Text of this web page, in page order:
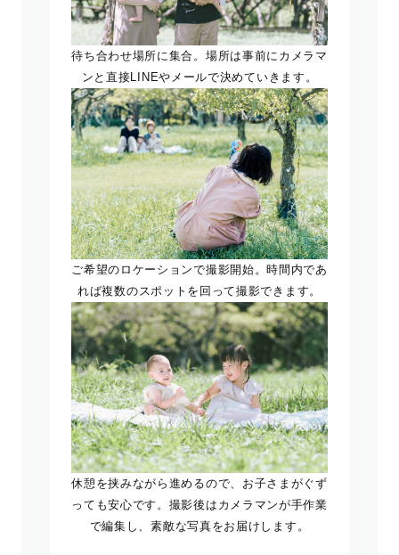
待ち合わせ場所に集合。場所は事前にカメラマ
ンと直接LINEやメールで決めていきます。
ご希望のロケーションで撮影開始。時間内であ
れば複数のスポットを回って撮影できます。
休憩を挟みながら進めるので、お子さまがぐず
っても安心です。撮影後はカメラマンが手作業
で編集し、素敵な写真をお届けします。